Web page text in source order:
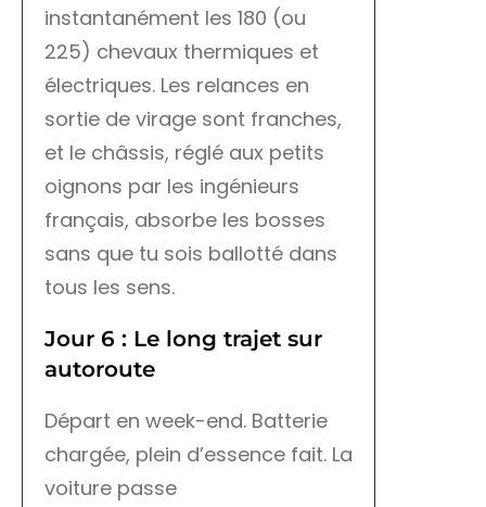
instantanément les 180 (ou
225) chevaux thermiques et
électriques. Les relances en
sortie de virage sont franches,
et le châssis, réglé aux petits
oignons par les ingénieurs
français, absorbe les bosses
sans que tu sois ballotté dans
tous les sens.
Jour 6 : Le long trajet sur
autoroute
Départ en week-end. Batterie
chargée, plein d’essence fait. La
voiture passe